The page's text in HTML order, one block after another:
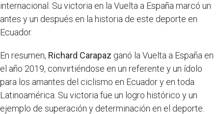
internacional. Su victoria en la Vuelta a España marcó un
antes y un después en la historia de este deporte en
Ecuador.
En resumen, Richard Carapaz ganó la Vuelta a España en
el año 2019, convirtiéndose en un referente y un ídolo
para los amantes del ciclismo en Ecuador y en toda
Latinoamérica. Su victoria fue un logro histórico y un
ejemplo de superación y determinación en el deporte.